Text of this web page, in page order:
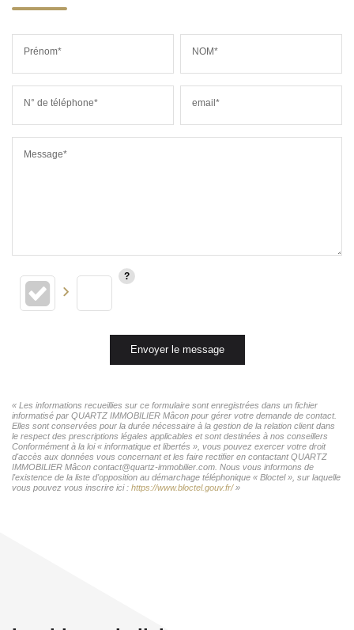
Prénom* NOM*
N° de téléphone* email*
Message*
Envoyer le message
« Les informations recueillies sur ce formulaire sont enregistrées dans un fichier
informatisé par QUARTZ IMMOBILIER Mâcon pour gérer votre demande de contact.
Elles sont conservées pour la durée nécessaire à la gestion de la relation client dans
le respect des prescriptions légales applicables et sont destinées à nos conseillers
Conformément à la loi « informatique et libertés », vous pouvez exercer votre droit
d'accès aux données vous concernant et les faire rectifier en contactant QUARTZ
IMMOBILIER Mâcon contact@quartz-immobilier.com. Nous vous informons de
l'existence de la liste d'opposition au démarchage téléphonique « Bloctel », sur laquelle
vous pouvez vous inscrire ici : https://www.bloctel.gouv.fr/»